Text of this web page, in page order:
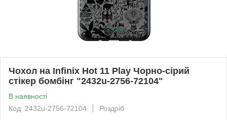
Чохол на Infinix Hot 11 Play Чорно-сірий
стікер бомбінг "2432u-2756-72104"
В наявності
Код: 2432u-2756-72104
Роздріб